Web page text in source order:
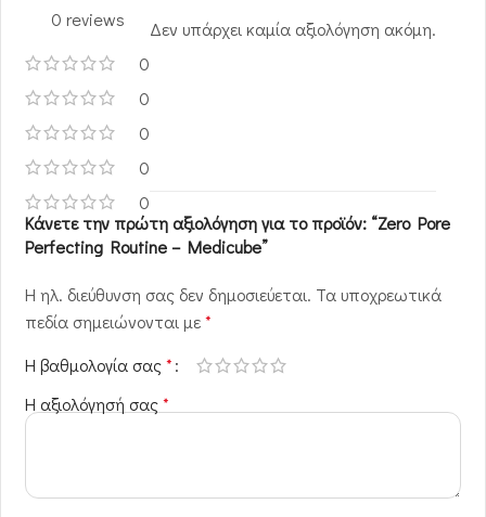
0 reviews
0
0
0
0
0
Δεν υπάρχει καμία αξιολόγηση ακόμη.
Κάνετε την πρώτη αξιολόγηση για το προϊόν: “Zero Pore
Perfecting Routine – Medicube”
Η ηλ. διεύθυνση σας δεν δημοσιεύεται. Τα υποχρεωτικά
πεδία σημειώνονται με*
Η βαθμολογία σας*
Η αξιολόγησή σας*